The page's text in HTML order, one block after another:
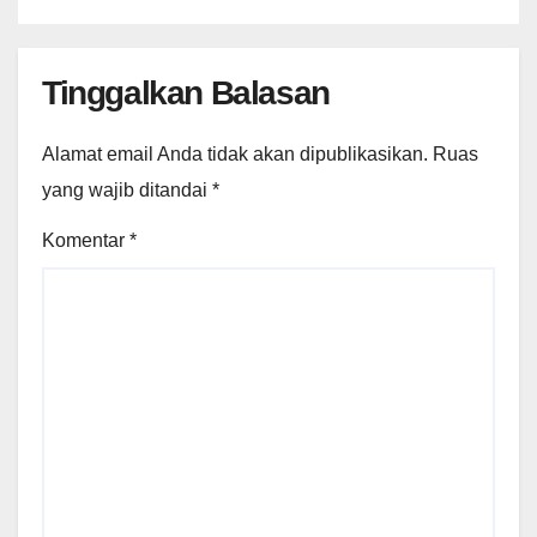
Tinggalkan Balasan
Alamat email Anda tidak akan dipublikasikan. Ruas
yang wajib ditandai *
Komentar *